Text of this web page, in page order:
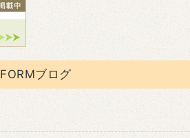
FORMブログ